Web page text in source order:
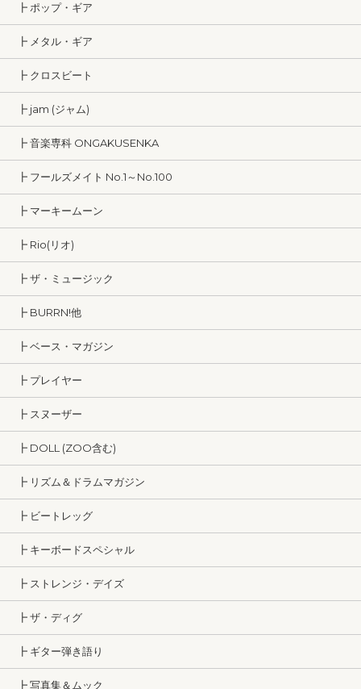
┣ ポップ・ギア
┣ メタル・ギア
┣ クロスビート
┣ jam (ジャム)
┣ 音楽専科 ONGAKUSENKA
┣ フールズメイト No.1～No.100
┣ マーキームーン
┣ Rio(リオ)
┣ ザ・ミュージック
┣ BURRN!他
┣ ベース・マガジン
┣ プレイヤー
┣ スヌーザー
┣ DOLL (ZOO含む)
┣ リズム＆ドラムマガジン
┣ ビートレッグ
┣ キーボードスペシャル
┣ ストレンジ・デイズ
┣ ザ・ディグ
┣ ギター弾き語り
┣ 写真集＆ムック